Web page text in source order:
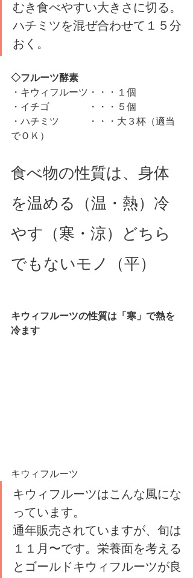
むき食べやすい大きさに切る。
ハチミツを混ぜ合わせて１５分
おく。
◇フルーツ酵素
・キウィフルーツ・・・１個
・イチゴ　　　　・・・５個
・ハチミツ　　　・・・大３杯（適当
でＯＫ）
食べ物の性質は、身体
を温める（温・熱）冷
やす（寒・涼）どちら
でもないモノ（平）
キウィフルーツの性質は「寒」で熱を
冷ます
キウィフルーツ
キウィフルーツはこんな風にな
っています。
通年販売されていますが、旬は
１１月〜です。栄養面を考える
とゴールドキウィフルーツが良